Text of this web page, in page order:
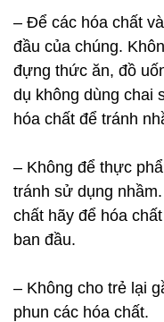
– Để các hóa chất
đầu của chúng.
đựng thức ăn, đồ
dụ không dùng chai
hóa chất để tránh
– Không để thực
tránh sử dụng
chất hãy để hóa
ban đầu.
– Không cho trẻ lại
phun các hóa chất.